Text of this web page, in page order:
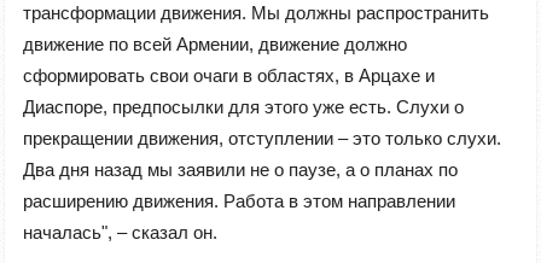
трансформации движения. Мы должны распространить
движение по всей Армении, движение должно
сформировать свои очаги в областях, в Арцахе и
Диаспоре, предпосылки для этого уже есть. Слухи о
прекращении движения, отступлении – это только слухи.
Два дня назад мы заявили не о паузе, а о планах по
расширению движения. Работа в этом направлении
началась", – сказал он.